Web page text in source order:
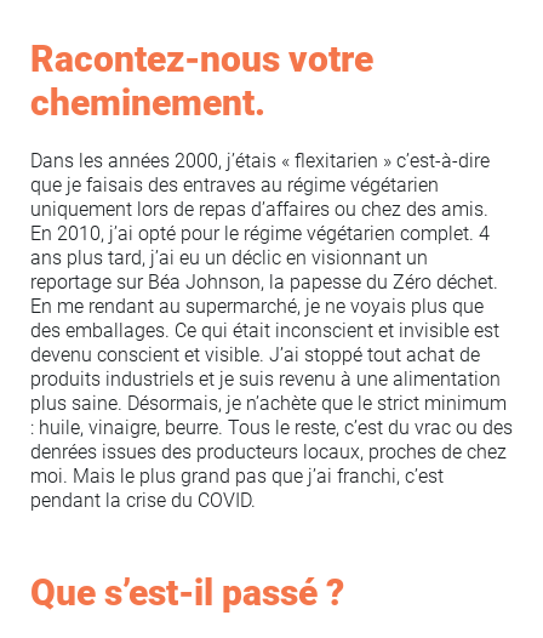
Racontez-nous votre
cheminement.
Dans les années 2000, j’étais « flexitarien » c’est-à-dire
que je faisais des entraves au régime végétarien
uniquement lors de repas d’affaires ou chez des amis.
En 2010, j’ai opté pour le régime végétarien complet. 4
ans plus tard, j’ai eu un déclic en visionnant un
reportage sur Béa Johnson, la papesse du Zéro déchet.
En me rendant au supermarché, je ne voyais plus que
des emballages. Ce qui était inconscient et invisible est
devenu conscient et visible. J’ai stoppé tout achat de
produits industriels et je suis revenu à une alimentation
plus saine. Désormais, je n’achète que le strict minimum
: huile, vinaigre, beurre. Tous le reste, c’est du vrac ou des
denrées issues des producteurs locaux, proches de chez
moi. Mais le plus grand pas que j’ai franchi, c’est
pendant la crise du COVID.
Que s’est-il passé ?